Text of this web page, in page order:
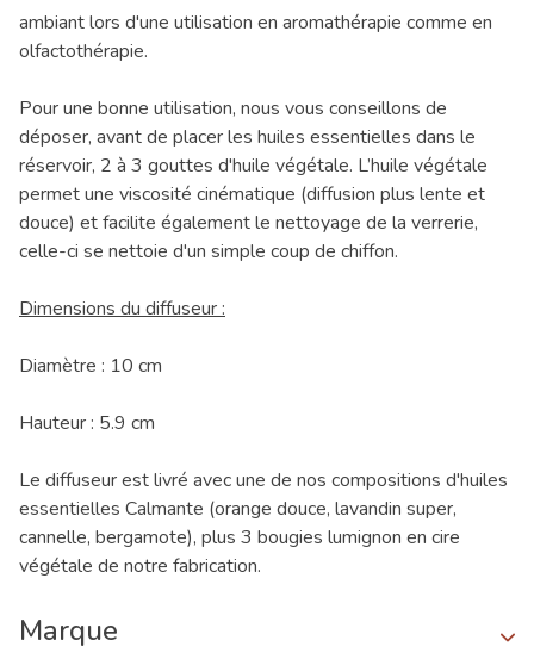
ambiant lors d'une utilisation en aromathérapie comme en
olfactothérapie.
Pour une bonne utilisation, nous vous conseillons de
déposer, avant de placer les huiles essentielles dans le
réservoir, 2 à 3 gouttes d'huile végétale. L’huile végétale
permet une viscosité cinématique (diffusion plus lente et
douce) et facilite également le nettoyage de la verrerie,
celle-ci se nettoie d'un simple coup de chiffon.
Dimensions du diffuseur :
Diamètre : 10 cm
Hauteur : 5.9 cm
Le diffuseur est livré avec une de nos compositions d'huiles
essentielles Calmante (orange douce, lavandin super,
cannelle, bergamote), plus 3 bougies lumignon en cire
végétale de notre fabrication.
Marque